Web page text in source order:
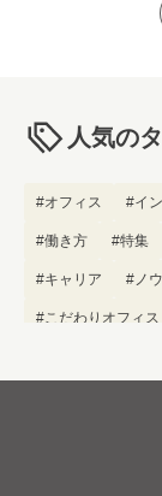
人気の
#オフィス #イ
#働き方 #特集
#キャリア #ノ
#こだわりオフィス